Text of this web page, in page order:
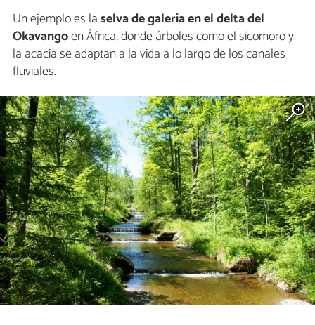
Un ejemplo es laselva de galería en el delta del
Okavangoen África, donde árboles como el sicomoro y
la acacia se adaptan a la vida a lo largo de los canales
fluviales.